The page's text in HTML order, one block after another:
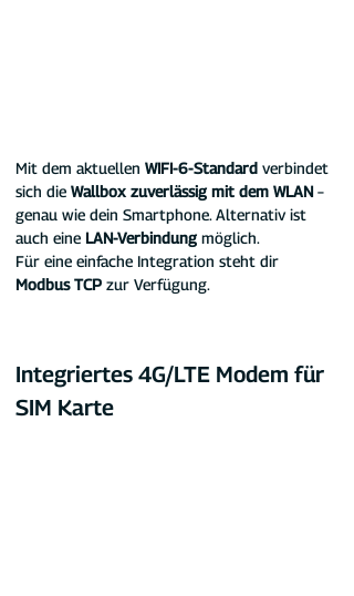
Mit dem aktuellen WIFI-6-Standard verbindet
sich die Wallbox zuverlässig mit dem WLAN –
genau wie dein Smartphone. Alternativ ist
auch eine LAN-Verbindung möglich.
Für eine einfache Integration steht dir
Modbus TCP zur Verfügung.
Integriertes 4G/LTE Modem für
SIM Karte